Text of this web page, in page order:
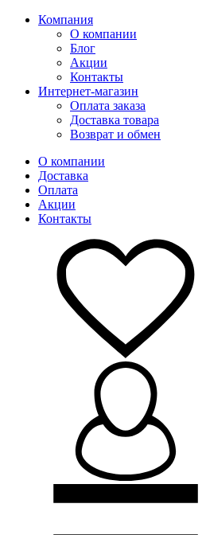
Компания
О компании
Блог
Акции
Контакты
Интернет-магазин
Оплата заказа
Доставка товара
Возврат и обмен
О компании
Доставка
Оплата
Акции
Контакты